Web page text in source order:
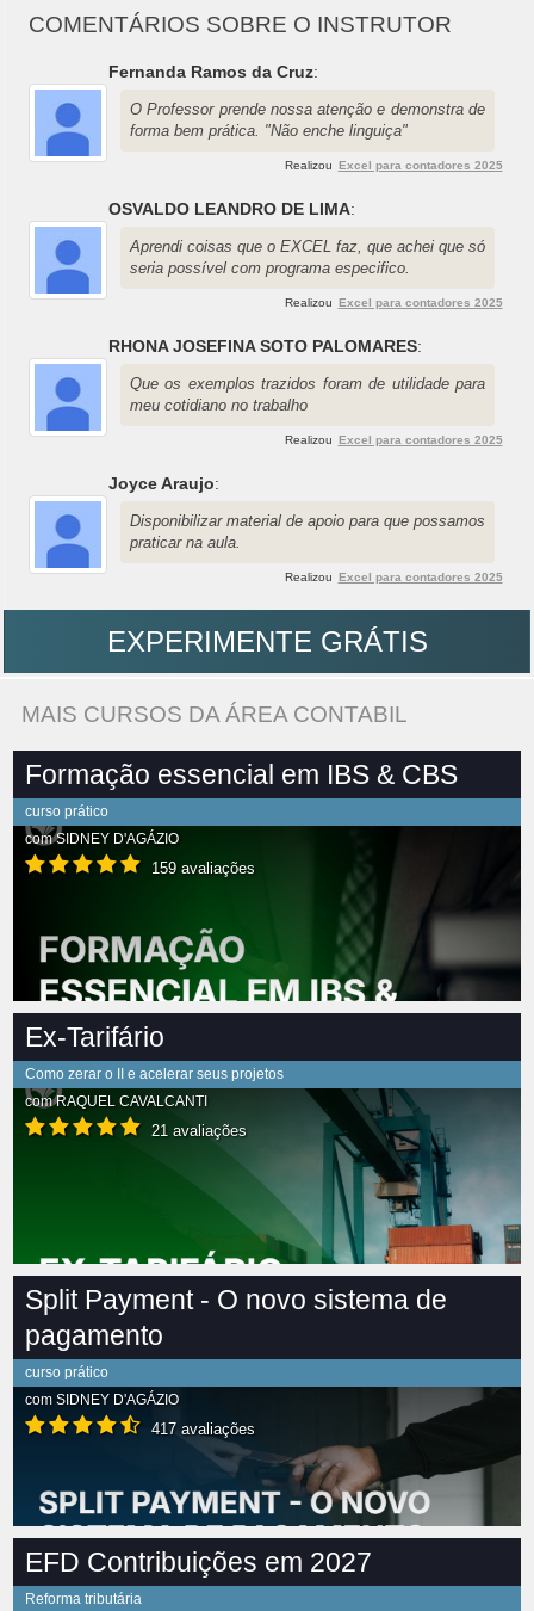
COMENTÁRIOS SOBRE O INSTRUTOR
Fernanda Ramos da Cruz:
O Professor prende nossa atenção e demonstra de
forma bem prática. "Não enche linguiça"
Realizou Excel para contadores 2025
OSVALDO LEANDRO DE LIMA:
Aprendi coisas que o EXCEL faz, que achei que só
seria possível com programa especifico.
Realizou Excel para contadores 2025
RHONA JOSEFINA SOTO PALOMARES:
Que os exemplos trazidos foram de utilidade para
meu cotidiano no trabalho
Realizou Excel para contadores 2025
Joyce Araujo:
Disponibilizar material de apoio para que possamos
praticar na aula.
Realizou Excel para contadores 2025
EXPERIMENTE GRÁTIS
MAIS CURSOS DA ÁREA CONTABIL
Formação essencial em IBS & CBS
curso prático
comSIDNEY D'AGÁZIO
159 avaliações
Ex-Tarifário
Como zerar o II e acelerar seus projetos
comRAQUEL CAVALCANTI
21 avaliações
Split Payment - O novo sistema de
pagamento
curso prático
com SIDNEY D'AGÁZIO
417 avaliações
EFD Contribuições em 2027
Reforma tributária